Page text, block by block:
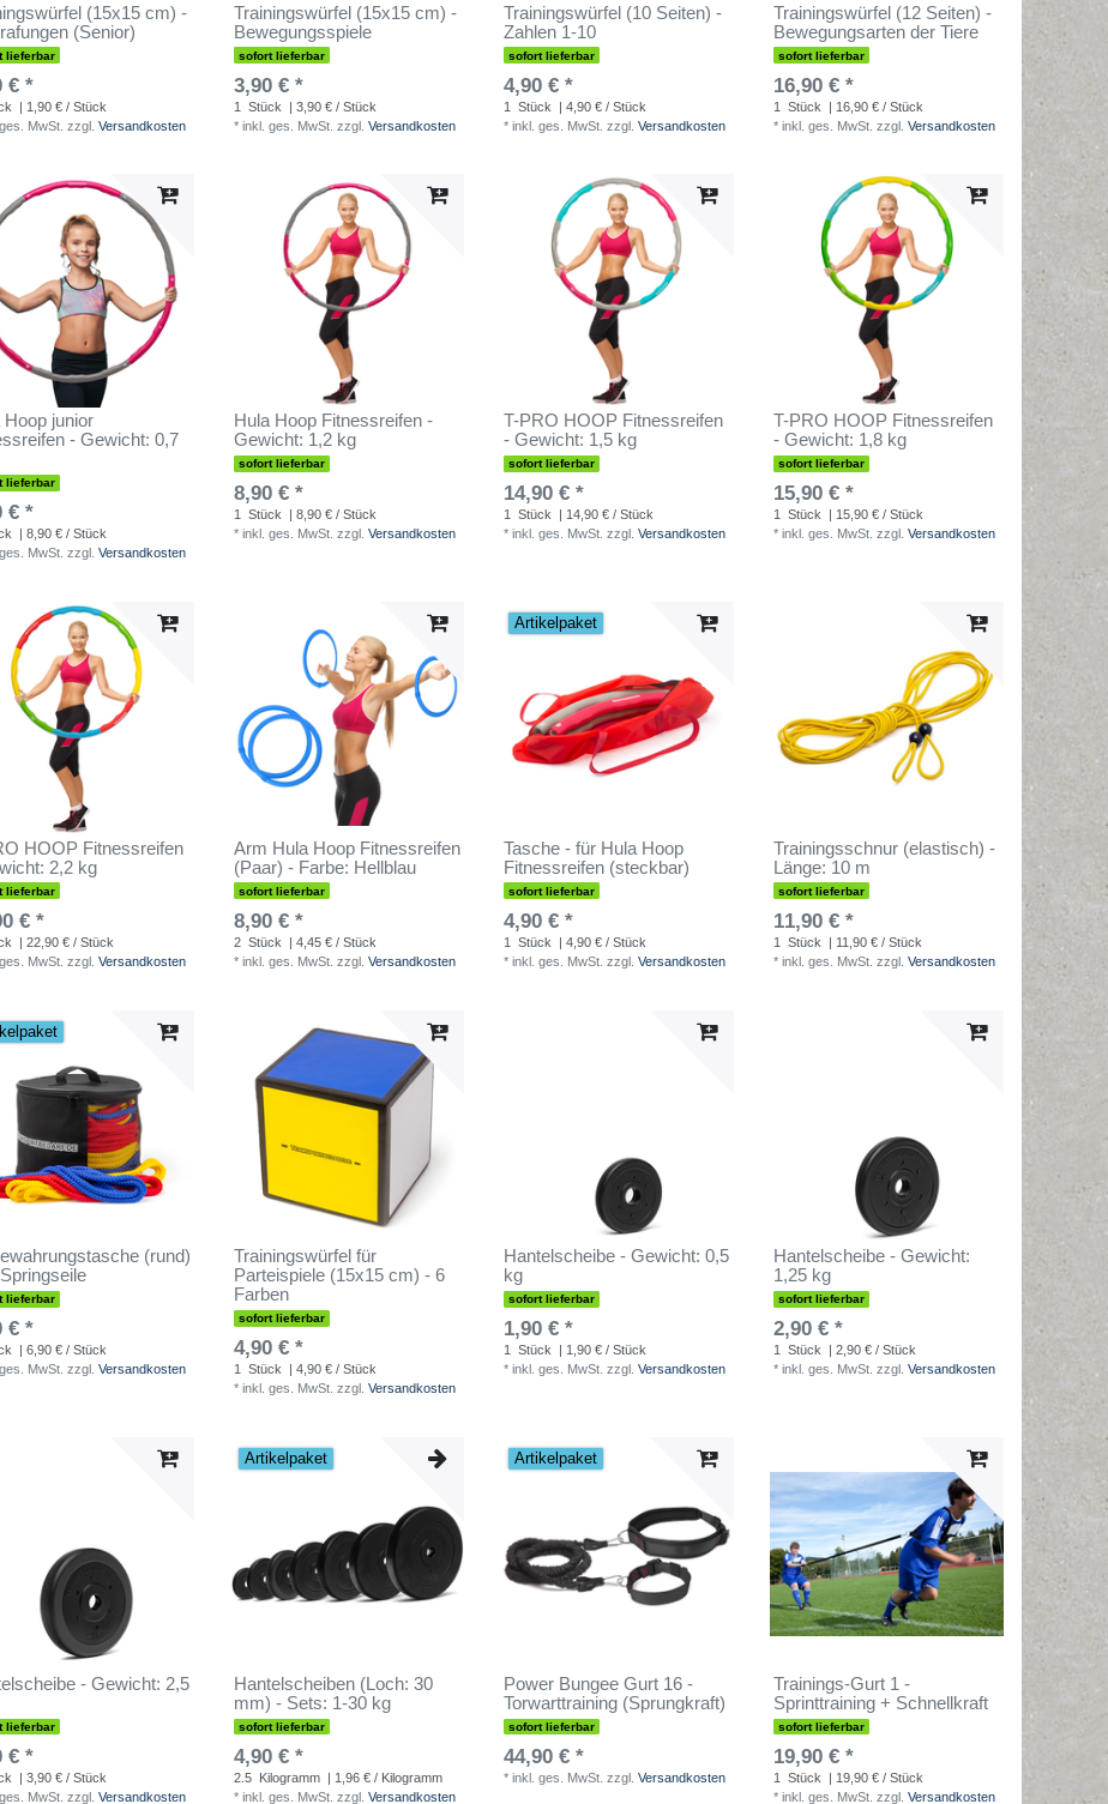
(15x15 cm) -
(Senior)
lieferbar
€ *
| 1,90 € / Stück
MwSt. zzgl. Versandkosten
Trainingswürfel (15x15 cm) -
Bewegungsspiele
sofort lieferbar
3,90 € *
1 Stück
| 3,90 € / Stück
* inkl. ges. MwSt. zzgl. Versandkosten
Trainingswürfel (10 Seiten) -
Zahlen 1-10
sofort lieferbar
4,90 € *
1 Stück
| 4,90 € / Stück
* inkl. ges. MwSt. zzgl. Versandkosten
Trainingswürfel (12 Seiten) -
Bewegungsarten der Tiere
sofort lieferbar
16,90 € *
1 Stück
| 16,90 € / Stück
* inkl. ges. MwSt. zzgl. Versandkosten
Hoop junior
- Gewicht: 0,7
lieferbar
€ *
| 8,90 € / Stück
MwSt. zzgl. Versandkosten
Hula Hoop Fitnessreifen -
Gewicht: 1,2 kg
sofort lieferbar
8,90 € *
1 Stück
| 8,90 € / Stück
* inkl. ges. MwSt. zzgl. Versandkosten
T-PRO HOOP Fitnessreifen
- Gewicht: 1,5 kg
sofort lieferbar
14,90 € *
1 Stück
| 14,90 € / Stück
* inkl. ges. MwSt. zzgl. Versandkosten
T-PRO HOOP Fitnessreifen
- Gewicht: 1,8 kg
sofort lieferbar
15,90 € *
1 Stück
| 15,90 € / Stück
* inkl. ges. MwSt. zzgl. Versandkosten
HOOP Fitnessreifen
2,2 kg
lieferbar
€ *
| 22,90 € / Stück
MwSt. zzgl. Versandkosten
Arm Hula Hoop Fitnessreifen
(Paar) - Farbe: Hellblau
sofort lieferbar
8,90 € *
2 Stück
| 4,45 € / Stück
* inkl. ges. MwSt. zzgl. Versandkosten
Artikelpaket
Tasche - für Hula Hoop
Fitnessreifen (steckbar)
sofort lieferbar
4,90 € *
1 Stück
| 4,90 € / Stück
* inkl. ges. MwSt. zzgl. Versandkosten
Trainingsschnur (elastisch) -
Länge: 10 m
sofort lieferbar
11,90 € *
1 Stück
| 11,90 € / Stück
* inkl. ges. MwSt. zzgl. Versandkosten
(rund)
lieferbar
€ *
| 6,90 € / Stück
MwSt. zzgl. Versandkosten
Trainingswürfel für
Parteispiele (15x15 cm) - 6
Farben
sofort lieferbar
4,90 € *
1 Stück
| 4,90 € / Stück
* inkl. ges. MwSt. zzgl. Versandkosten
Hantelscheibe - Gewicht: 0,5
kg
sofort lieferbar
1,90 € *
1 Stück
| 1,90 € / Stück
* inkl. ges. MwSt. zzgl. Versandkosten
Hantelscheibe - Gewicht:
1,25 kg
sofort lieferbar
2,90 € *
1 Stück
| 2,90 € / Stück
* inkl. ges. MwSt. zzgl. Versandkosten
- Gewicht: 2,5
lieferbar
€ *
| 3,90 € / Stück
MwSt. zzgl. Versandkosten
Artikelpaket
Hantelscheiben (Loch: 30
mm) - Sets: 1-30 kg
sofort lieferbar
4,90 € *
2.5 Kilogramm
| 1,96 € / Kilogramm
* inkl. ges. MwSt. zzgl. Versandkosten
Artikelpaket
Power Bungee Gurt 16 -
Torwarttraining (Sprungkraft)
sofort lieferbar
44,90 € *
* inkl. ges. MwSt. zzgl. Versandkosten
Trainings-Gurt 1 -
Sprinttraining + Schnellkraft
sofort lieferbar
19,90 € *
1 Stück
| 19,90 € / Stück
* inkl. ges. MwSt. zzgl. Versandkosten